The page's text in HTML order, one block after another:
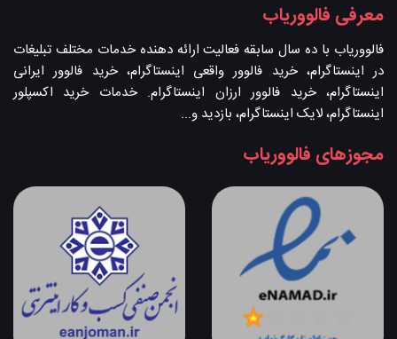
معرفی فالووریاب
فالووریاب با ده سال سابقه فعالیت ارائه دهنده خدمات مختلف تبلیغات
در اینستاگرام، خرید فالوور واقعی اینستاگرام، خرید فالوور ایرانی
اینستاگرام، خرید فالوور ارزان اینستاگرام. خدمات خرید اکسپلور
اینستاگرام، لایک اینستاگرام، بازدید و...
مجوزهای فالووریاب